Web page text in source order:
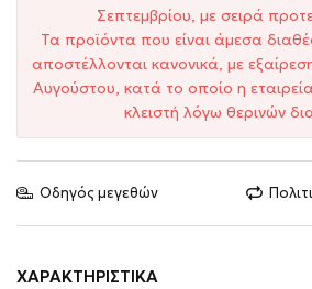
Σεπτεμβρίου, με σειρά
Τα προϊόντα που είναι άμεσα
αποστέλλονται κανονικά, με
Αυγούστου, κατά το οποίο η
κλειστή λόγω θερινών
Οδηγός μεγεθών
ΧΑΡΑΚΤΗΡΙΣΤΙΚΆ